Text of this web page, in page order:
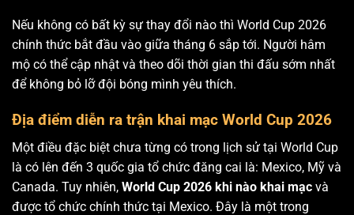
Nếu không có bất kỳ sự thay đổi nào thì World Cup 2026
chính thức bắt đầu vào giữa tháng 6 sắp tới. Người hâm
mộ có thể cập nhật và theo dõi thời gian thi đấu sớm nhất
để không bỏ lỡ đội bóng mình yêu thích.
Địa điểm diễn ra trận khai mạc World Cup 2026
Một điều đặc biệt chưa từng có trong lịch sử tại World Cup
là có lên đến 3 quốc gia tổ chức đăng cai là: Mexico, Mỹ và
Canada. Tuy nhiên, World Cup 2026 khi nào khai mạc và
được tổ chức chính thức tại Mexico. Đây là một trong